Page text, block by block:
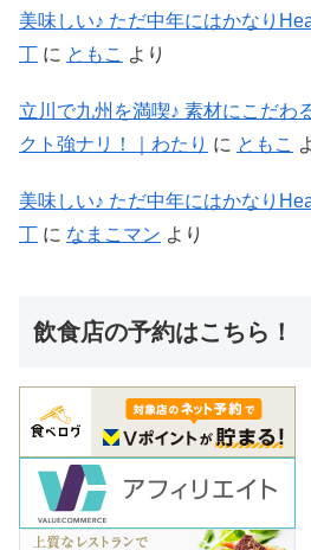
美味しい♪ ただ中年にはかなり
丁 に ともこ より
立川で九州を満喫♪ 素材にこだわ
クト強ナリ！｜わたり に ともこ
美味しい♪ ただ中年にはかなり
丁 に なまこマン より
飲食店の予約はこちら！